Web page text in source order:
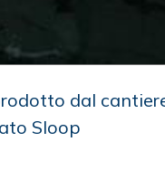
dal
Sloop